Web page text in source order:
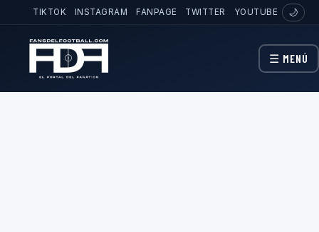
TIKTOK INSTAGRAM FANPAGE TWITTER YOUTUBE 🌙
☰ MENÚ